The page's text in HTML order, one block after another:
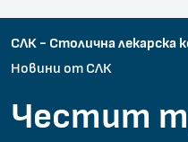
СЛК - Столична лекарска
Новини от СЛК
Честит